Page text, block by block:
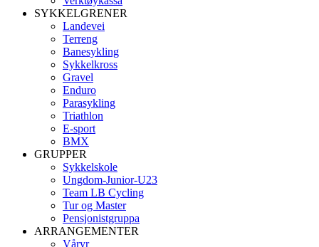
SYKKELGRENER
Landevei
Terreng
Banesykling
Sykkelkross
Gravel
Enduro
Parasykling
Triathlon
E-sport
BMX
GRUPPER
Sykkelskole
Ungdom-Junior-U23
Team LB Cycling
Tur og Master
Pensjonistgruppa
ARRANGEMENTER
Våryr